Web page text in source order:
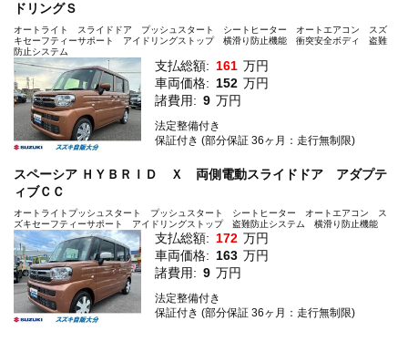
ドリングＳ
オートライト スライドドア プッシュスタート シートヒーター オートエアコン スズ
キセーフティーサポート アイドリングストップ 横滑り防止機能 衝突安全ボディ 盗難
防止システム
支払総額: 161 万円
車両価格: 152 万円
諸費用: 9 万円
法定整備付き
保証付き (部分保証 36ヶ月：走行無制限)
スペーシア ＨＹＢＲＩＤ Ｘ 両側電動スライドドア アダプテ
ィブＣＣ
オートライトプッシュスタート プッシュスタート シートヒーター オートエアコン ス
ズキセーフティーサポート アイドリングストップ 盗難防止システム 横滑り防止機能
支払総額: 172 万円
車両価格: 163 万円
諸費用: 9 万円
法定整備付き
保証付き (部分保証 36ヶ月：走行無制限)